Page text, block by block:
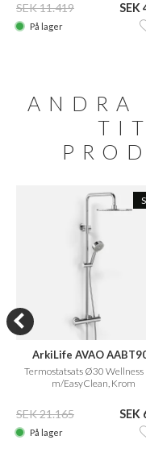
SEK 11.419 SEK
På lager
ANDRA
ArkiLife AVAO
Termostatsats Ø30 Wellness
m/EasyClean, Krom
SEK 21.165 SEK
På lager